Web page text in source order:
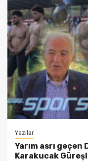
Yazılar
Yarım asrı geçen
Karakucak